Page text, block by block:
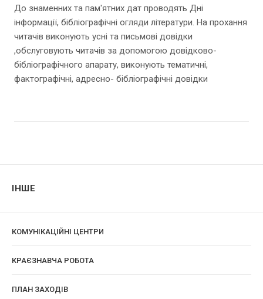
До знаменних та пам'ятних дат проводять Дні
інформації, бібліографічні огляди літератури. На прохання
читачів виконують усні та письмові довідки
,обслуговують читачів за допомогою довідково-
бібліографічного апарату, виконують тематичні,
фактографічні, адресно- бібліографічні довідки
ІНШЕ
КОМУНІКАЦІЙНІ ЦЕНТРИ
КРАЄЗНАВЧА РОБОТА
ПЛАН ЗАХОДІВ